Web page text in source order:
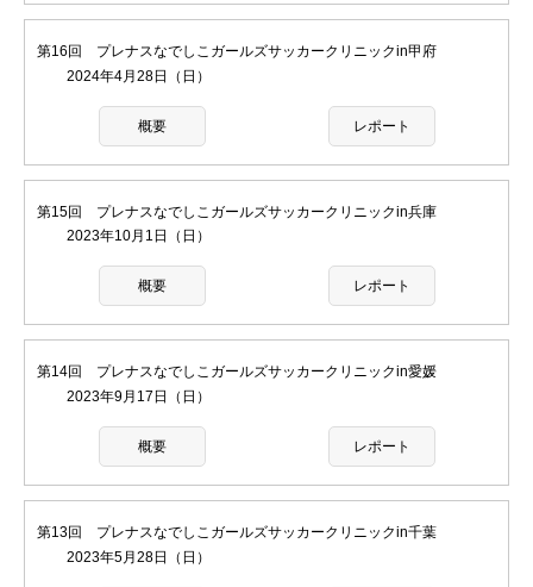
第16回 プレナスなでしこガールズサッカークリニックin甲府
2024年4月28日（日）
概要 レポート
第15回 プレナスなでしこガールズサッカークリニックin兵庫
2023年10月1日（日）
概要 レポート
第14回 プレナスなでしこガールズサッカークリニックin愛媛
2023年9月17日（日）
概要 レポート
第13回 プレナスなでしこガールズサッカークリニックin千葉
2023年5月28日（日）